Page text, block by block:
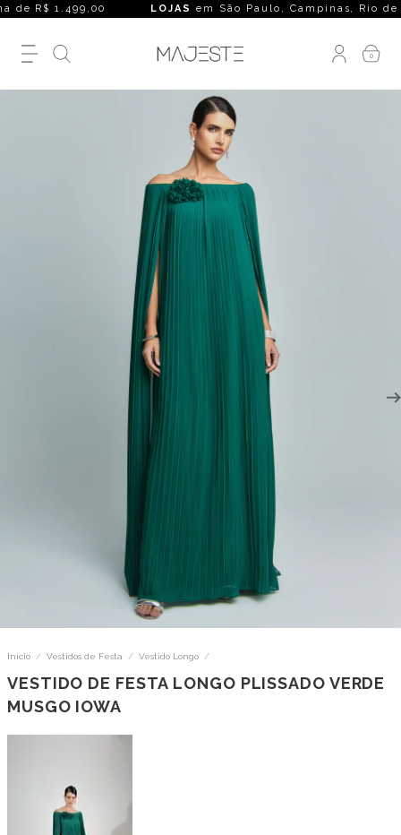
R$ 1.499,00 LOJASem São Paulo, Campinas, Rio de
0
Início / Vestidos de Festa / Vestido Longo /
VESTIDO DE FESTA LONGO PLISSADO VERDE
MUSGO IOWA